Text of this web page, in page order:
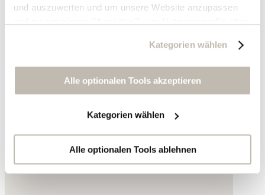
und auszuwerten und um unsere Website anzupassen
zu erstellen, um personalisierte Werbung auszuliefern,
Sie erneut mit Werbung anzusprechen sowie um unsere
Werbekampagnen auszuwerten ("Marketing").
Ihre Daten werden mit Dienstanbietern geteilt, die wir in
der Datenschutzerklärung genauer auflisten oder wenn
Sie auf "Kategorien wählen" klicken.
Indem Sie auf "Alle optionalen Tools akzeptieren" klicken,
Kategorien wählen
Alle optionalen Tools akzeptieren
Kategorien wählen
Alle optionalen Tools ablehnen